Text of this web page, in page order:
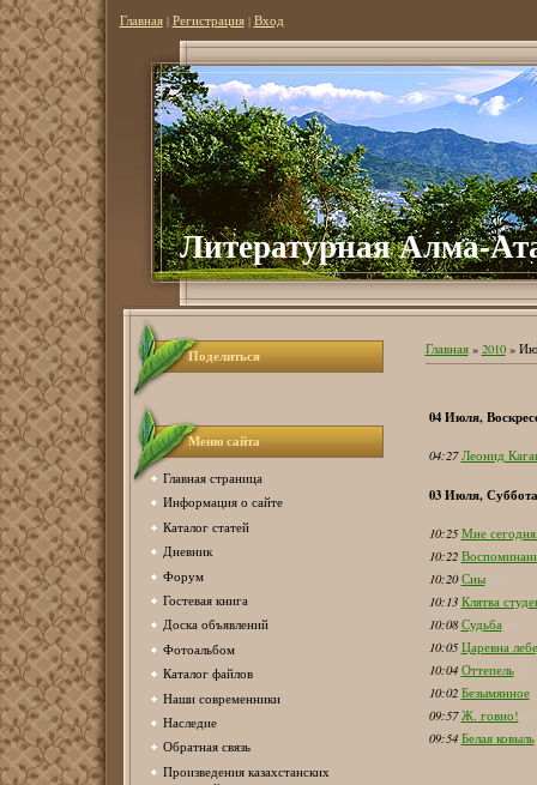
Главная| Регистрация| Вход
Литературная Алма-
Поделиться
Меню сайта
Главная страница
Информация о сайте
Каталог статей
Дневник
Форум
Гостевая книга
Доска объявлений
Фотоальбом
Каталог файлов
Наши современники
Наследие
Обратная связь
Произведения казахстанских
Главная» 2010 »
04 Июля,
04:27 Леонид
03 Июля, Суббота
10:25 Мне
10:22
10:20 Сны
10:13 Клятва
10:08 Судьба
10:05 Царевна
10:04 Оттепель
10:02 Безымянное
09:57 Ж. говно!
09:54 Белая ковыль